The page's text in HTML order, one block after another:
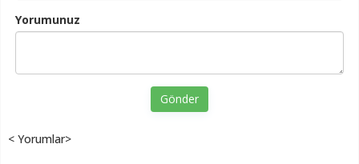
Yorumunuz
Gönder
< Yorumlar>